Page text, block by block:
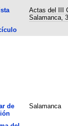
Actas del III
Salamanca,
de
Salamanca